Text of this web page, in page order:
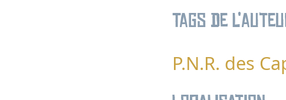
Tags de
P.N.R. des